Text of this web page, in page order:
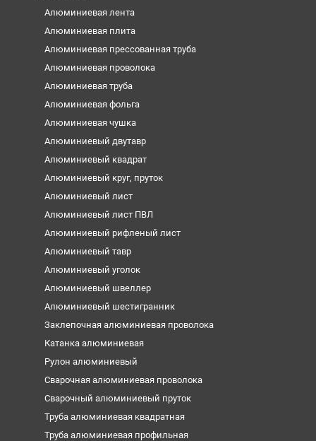
Алюминиевая лента
Алюминиевая плита
Алюминиевая прессованная труба
Алюминиевая проволока
Алюминиевая труба
Алюминиевая фольга
Алюминиевая чушка
Алюминиевый двутавр
Алюминиевый квадрат
Алюминиевый круг, пруток
Алюминиевый лист
Алюминиевый лист ПВЛ
Алюминиевый рифленый лист
Алюминиевый тавр
Алюминиевый уголок
Алюминиевый швеллер
Алюминиевый шестигранник
Заклепочная алюминиевая проволока
Катанка алюминиевая
Рулон алюминиевый
Сварочная алюминиевая проволока
Сварочный алюминиевый пруток
Труба алюминиевая квадратная
Труба алюминиевая профильная